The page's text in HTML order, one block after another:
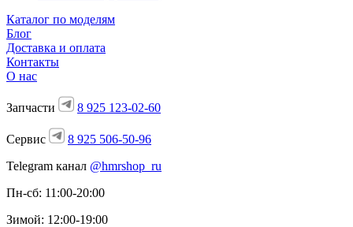
Каталог по моделям
Блог
Доставка и оплата
Контакты
О нас
Запчасти 8 925 123-02-60
Сервис
8 925 506-50-96
Telegram канал @hmrshop_ru
Пн-сб: 11:00-20:00
Зимой: 12:00-19:00